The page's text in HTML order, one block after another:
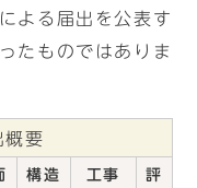
よる届出を公表す
たものではありま
概要
構造
工事
評